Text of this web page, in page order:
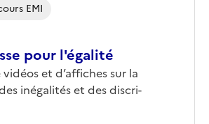
pour l'égalité
et d’affiches sur la
inégalités et des discri­
EMI